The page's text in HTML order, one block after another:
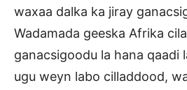
waxaa dalka ka jiray
Wadamada geeska Afrika
ganacsigoodu la hana qaadi
ugu weyn labo cilladdood,